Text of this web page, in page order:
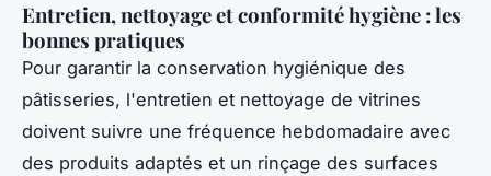
Entretien, nettoyage et conformité hygiène : les
bonnes pratiques
Pour garantir la conservation hygiénique des
pâtisseries, l'entretien et nettoyage de vitrines
doivent suivre une fréquence hebdomadaire avec
des produits adaptés et un rinçage des surfaces